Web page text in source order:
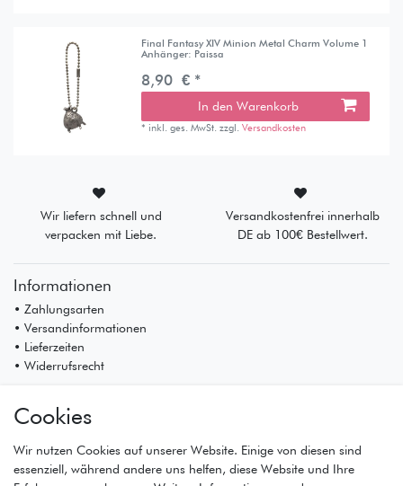
Final Fantasy XIV Minion Metal Charm Volume 1
Anhänger: Paissa
8,90 € *
In den Warenkorb
* inkl. ges. MwSt. zzgl.Versandkosten
Wir liefern schnell und
verpacken mit Liebe.
Versandkostenfrei innerhalb
DE ab 100€ Bestellwert.
Informationen
• Zahlungsarten
• Versandinformationen
• Lieferzeiten
• Widerrufsrecht
• Registrierung
• Warenkorb
• Kasse
Cookies
Wir nutzen Cookies auf unserer Website. Einige von diesen sind
essenziell, während andere uns helfen, diese Website und Ihre